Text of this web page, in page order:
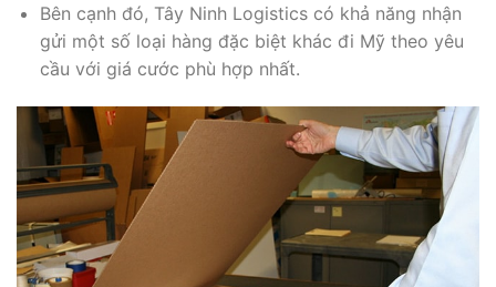
Bên cạnh đó, Tây Ninh Logistics có khả năng nhận
gửi một số loại hàng đặc biệt khác đi Mỹ theo yêu
cầu với giá cước phù hợp nhất.